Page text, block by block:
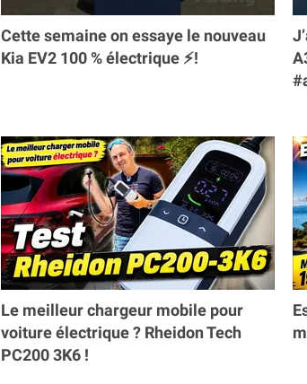
Cette semaine on essaye le nouveau
Kia EV2 100 % électrique ⚡️!
Le meilleur chargeur mobile pour
voiture électrique ? Rheidon Tech
PC200 3K6 !